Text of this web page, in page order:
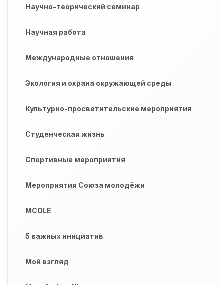
Научно-теорический семинар
Научная работа
Международные отношения
Экология и охрана окружающей среды
Культурно-просветительские мероприятия
Студенческая жизнь
Спортивные мероприятия
Мероприятия Союза молодёжи
MCOLE
5 важных инициатив
Мой взгляд